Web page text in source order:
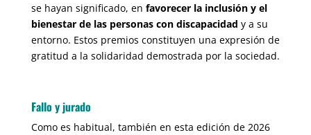
se hayan significado, en favorecer la inclusión y el
bienestar de las personas con discapacidad y a su
entorno. Estos premios constituyen una expresión de
gratitud a la solidaridad demostrada por la sociedad.
Fallo y jurado
Como es habitual, también en esta edición de 2026